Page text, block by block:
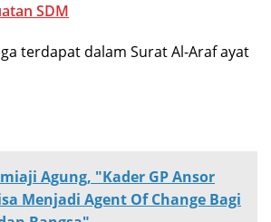
SDM
terdapat dalam Surat Al-Araf ayat
Agung, "Kader GP Ansor
Menjadi Agent Of Change Bagi